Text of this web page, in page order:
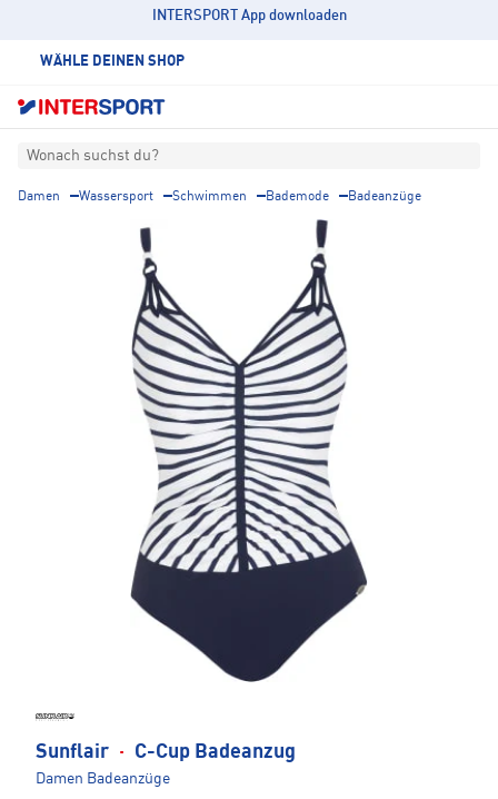
INTERSPORT App downloaden
WÄHLE DEINEN SHOP
Wonach suchst du?
Damen Wassersport Schwimmen Bademode Badeanzüge
Sunflair · C-Cup Badeanzug
Damen Badeanzüge